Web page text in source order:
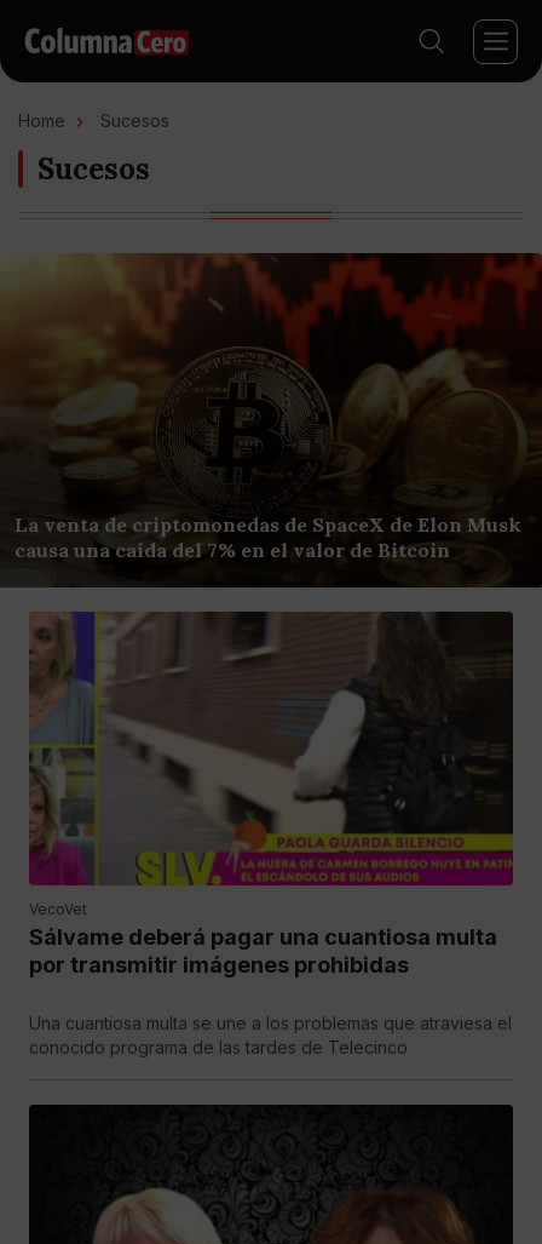
Home Sucesos
Sucesos
La venta de criptomonedas de SpaceX de Elon Musk
causa una caída del 7% en el valor de Bitcoin
VecoVet
Sálvame deberá pagar una cuantiosa multa
por transmitir imágenes prohibidas
Una cuantiosa multa se une a los problemas que atraviesa el
conocido programa de las tardes de Telecinco